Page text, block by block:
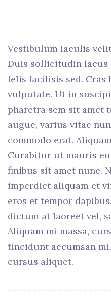
Vestibulum iaculis
Duis sollicitudin lacus
felis facilisis sed. Cras
vulputate. Ut in
pharetra sem sit amet
augue, varius vitae
commodo erat.
Curabitur ut mauris
finibus sit amet nunc.
imperdiet aliquam et
eros et tempor
dictum at laoreet vel,
Aliquam mi massa,
tincidunt accumsan
cursus aliquet.